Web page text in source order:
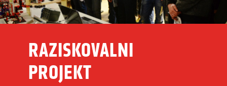
RAZISKOVALNI
PROJEKT